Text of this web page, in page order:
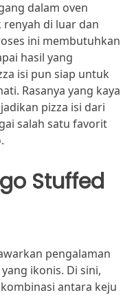
dalam oven
di luar dan
ini membutuhkan
hasil yang
isi pun siap untuk
Rasanya yang kaya
pizza isi dari
salah satu favorit
Stuffed
pengalaman
ikonis. Di sini,
antara keju